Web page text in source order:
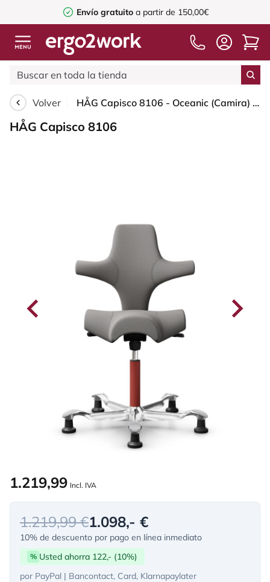
Envío gratuito a partir de 150,00€
Volver HÅG Capisco 8106 - Oceanic (Camira) - Poliéster reciclado - OCI008 - Warm grey - Blush Rose - 265 mm (seat height 53-79cm) - Glides
HÅG Capisco 8106
1.219,99 Incl. IVA
1.219,99 €1.098,- €
10% de descuento por pago en línea inmediato
% Usted ahorra 122,- (10%)
por PayPal | Bancontact, Card, Klarnapaylater